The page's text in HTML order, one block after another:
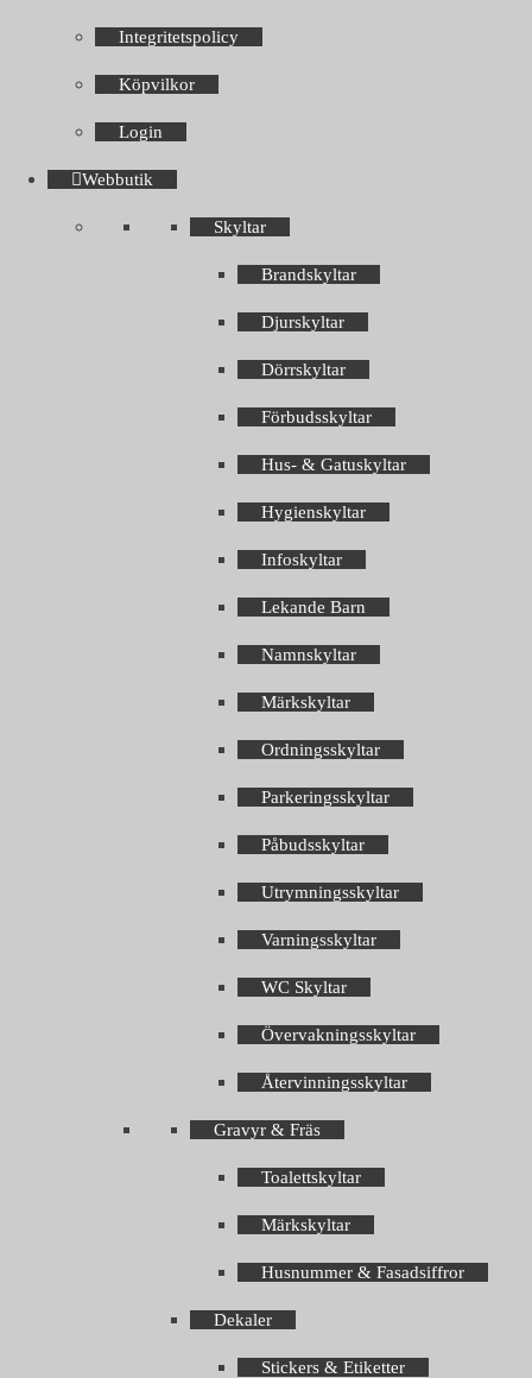
Integritetspolicy
Köpvilkor
Login
Webbutik
Skyltar
Brandskyltar
Djurskyltar
Dörrskyltar
Förbudsskyltar
Hus- & Gatuskyltar
Hygienskyltar
Infoskyltar
Lekande Barn
Namnskyltar
Märkskyltar
Ordningsskyltar
Parkeringsskyltar
Påbudsskyltar
Utrymningsskyltar
Varningsskyltar
WC Skyltar
Övervakningsskyltar
Återvinningsskyltar
Gravyr & Fräs
Toalettskyltar
Märkskyltar
Husnummer & Fasadsiffror
Dekaler
Stickers & Etiketter